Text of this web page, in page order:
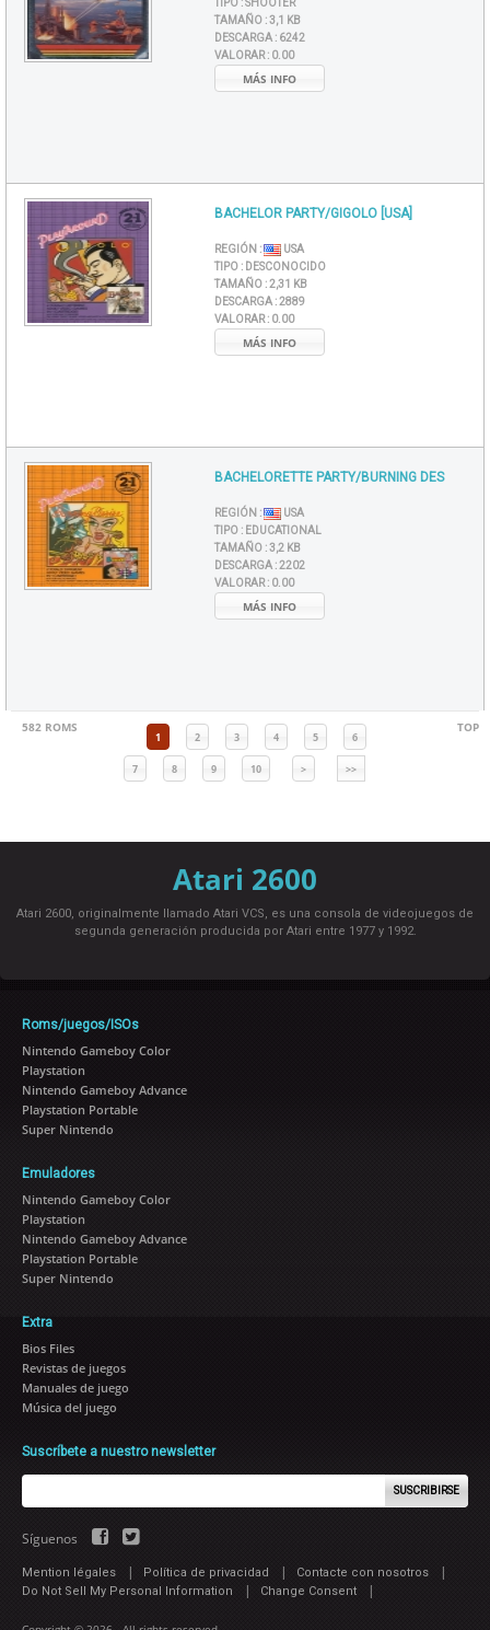
TIPO :SHOOTER
TAMAÑO :3,1 KB
DESCARGA : 6242
VALORAR : 0.00
MÁS INFO
BACHELOR PARTY/GIGOLO [USA]
REGIÓN :
USA
TIPO : DESCONOCIDO
TAMAÑO :2,31 KB
DESCARGA :2889
VALORAR : 0.00
MÁS INFO
BACHELORETTE PARTY/BURNING DES
REGIÓN :
USA
TIPO : EDUCATIONAL
TAMAÑO :3,2 KB
DESCARGA :2202
VALORAR : 0.00
MÁS INFO
582 ROMS
1 2 3 4 5 6
7 8 9 10 > >>
TOP
Atari 2600
Atari 2600, originalmente llamado Atari VCS, es una consola de videojuegos de
segunda generación producida por Atari entre 1977 y 1992.
Roms/juegos/ISOs
Nintendo Gameboy Color
Playstation
Nintendo Gameboy Advance
Playstation Portable
Super Nintendo
Emuladores
Nintendo Gameboy Color
Playstation
Nintendo Gameboy Advance
Playstation Portable
Super Nintendo
Extra
Bios Files
Revistas de juegos
Manuales de juego
Música del juego
Suscríbete a nuestro newsletter
SUSCRIBIRSE
Síguenos
Mention légales | Política de privacidad | Contacte con nosotros |
Do Not Sell My Personal Information | Change Consent |